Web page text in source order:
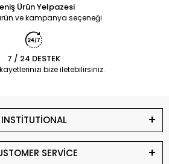
Ürün Yelpazesi
ve kampanya seçeneği
7 / 24 DESTEK
bize iletebilirsiniz.
INSTİTUTİONAL
SERVİCE